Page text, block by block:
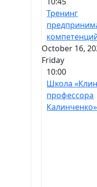
Тренинг
October 16,
Friday
10:00
Школа
профессора
Калинченко»